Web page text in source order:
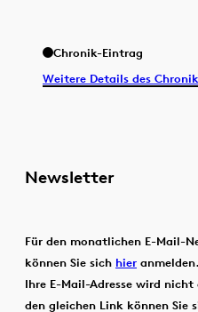
Chronik-Eintrag
Weitere Details des
Newsletter
Für den monatlichen E-Mail-
können Sie sich hier
Ihre E-Mail-Adresse wird
den gleichen Link können Sie